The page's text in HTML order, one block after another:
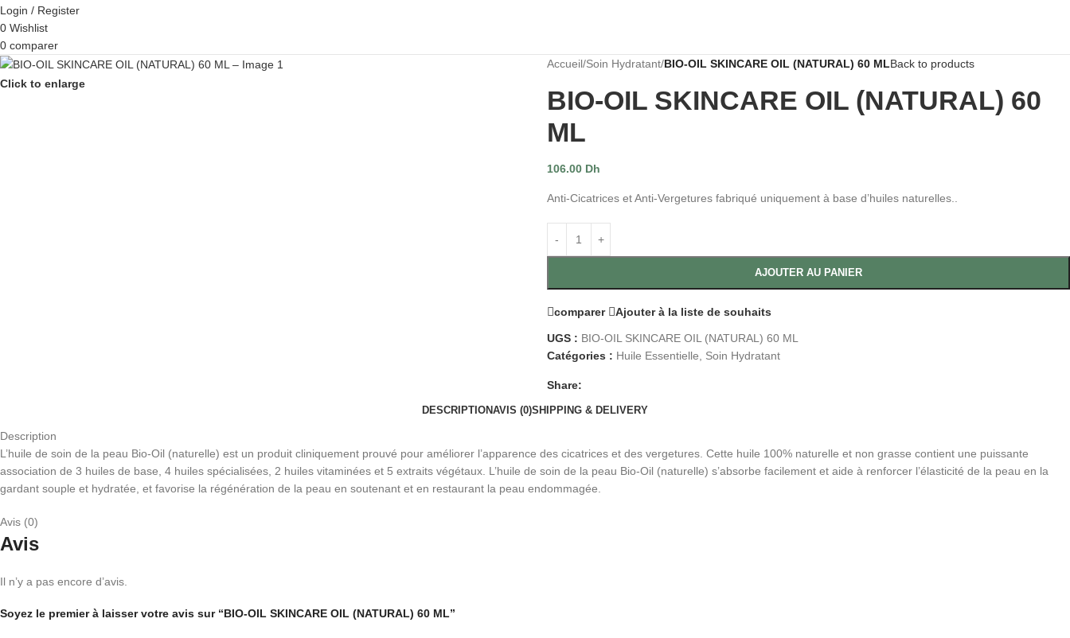
Login / Register
0 Wishlist
0 comparer
Click to enlarge
Accueil/Soin Hydratant/BIO-OIL SKINCARE OIL (NATURAL) 60 MLBack to products
BIO-OIL SKINCARE OIL (NATURAL) 60
ML
106.00 Dh
Anti-Cicatrices et Anti-Vergetures fabriqué uniquement à base d’huiles naturelles..
AJOUTER AU PANIER
comparer Ajouter à la liste de souhaits
UGS : BIO-OIL SKINCARE OIL (NATURAL) 60 ML
Catégories : Huile Essentielle Soin Hydratant
Share:
DESCRIPTIONAVIS (0)SHIPPING & DELIVERY
Description
L’huile de soin de la peau Bio-Oil (naturelle) est un produit cliniquement prouvé pour améliorer l’apparence des cicatrices et des vergetures. Cette huile 100% naturelle et non grasse contient une puissante
association de 3 huiles de base, 4 huiles spécialisées, 2 huiles vitaminées et 5 extraits végétaux. L’huile de soin de la peau Bio-Oil (naturelle) s’absorbe facilement et aide à renforcer l’élasticité de la peau en la
gardant souple et hydratée, et favorise la régénération de la peau en soutenant et en restaurant la peau endommagée.
Avis (0)
Avis
Il n’y a pas encore d’avis.
Soyez le premier à laisser votre avis sur “BIO-OIL SKINCARE OIL (NATURAL) 60 ML”